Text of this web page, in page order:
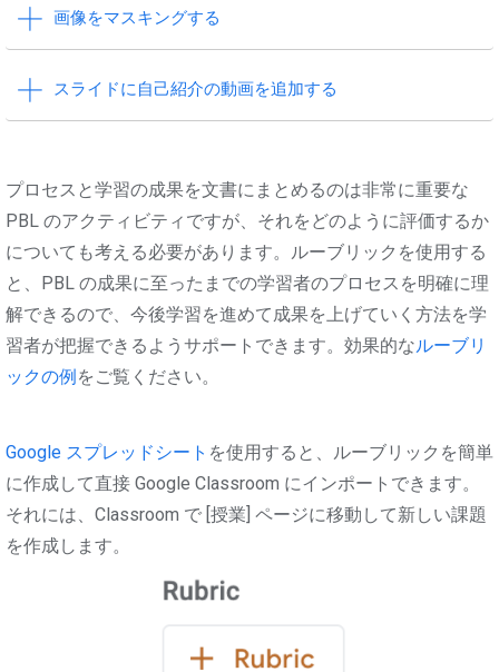
画像をマスキングする
スライドに自己紹介の動画を追加する
プロセスと学習の成果を文書にまとめるのは非常に重要な
PBL のアクティビティですが、それをどのように評価するか
についても考える必要があります。ルーブリックを使用する
と、PBL の成果に至ったまでの学習者のプロセスを明確に理
解できるので、今後学習を進めて成果を上げていく方法を学
習者が把握できるようサポートできます。効果的なルーブリ
ックの例をご覧ください。
Google スプレッドシート を使用すると、ルーブリックを簡単
に作成して直接 Google Classroom にインポートできます。
それには、Classroom で [授業] ページに移動して新しい課題
を作成します。